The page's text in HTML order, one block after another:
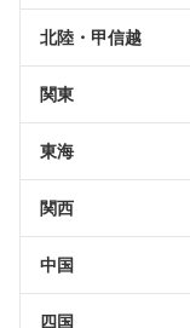
北陸・甲信越
関東
東海
関西
中国
四国